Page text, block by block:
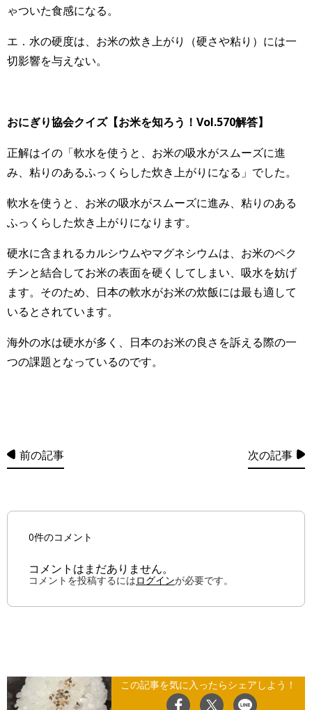
ゃついた食感になる。
エ．水の硬度は、お米の炊き上がり（硬さや粘り）には一
切影響を与えない。
おにぎり協会クイズ【お米を知ろう！Vol.570解答】
正解はイの「軟水を使うと、お米の吸水がスムーズに進
み、粘りのあるふっくらした炊き上がりになる」でした。
軟水を使うと、お米の吸水がスムーズに進み、粘りのある
ふっくらした炊き上がりになります。
硬水に含まれるカルシウムやマグネシウムは、お米のペク
チンと結合してお米の表面を硬くしてしまい、吸水を妨げ
ます。そのため、日本の軟水がお米の炊飯には最も適して
いるとされています。
海外の水は硬水が多く、日本のお米の良さを訴える際の一
つの課題となっているのです。
前の記事 次の記事
0件のコメント
コメントはまだありません。
コメントを投稿するにはログインが必要です。
この記事を気に入ったらシェアしよう！